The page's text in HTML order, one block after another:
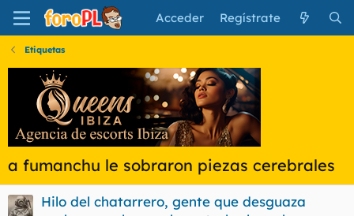
Acceder Regístrate
Etiquetas
a fumanchu le sobraron piezas cerebrales
Hilo del chatarrero, gente que desguaza